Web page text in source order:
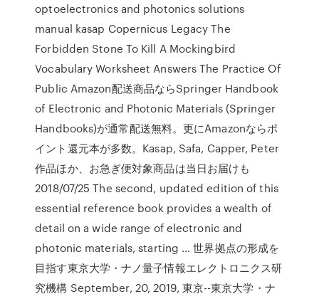
optoelectronics and photonics solutions
manual kasap Copernicus Legacy The
Forbidden Stone To Kill A Mockingbird
Vocabulary Worksheet Answers The Practice Of
Public Amazon配送商品ならSpringer Handbook
of Electronic and Photonic Materials (Springer
Handbooks)が通常配送無料。更にAmazonならポ
イント還元本が多数。Kasap, Safa, Capper, Peter
作品ほか、お急ぎ便対象商品は当日お届けも
2018/07/25 The second, updated edition of this
essential reference book provides a wealth of
detail on a wide range of electronic and
photonic materials, starting … 世界拠点の形成を
目指す東京大学・ナノ量子情報エレクトロニクス研
究機構 September, 20, 2019, 東京--東京大学・ナ